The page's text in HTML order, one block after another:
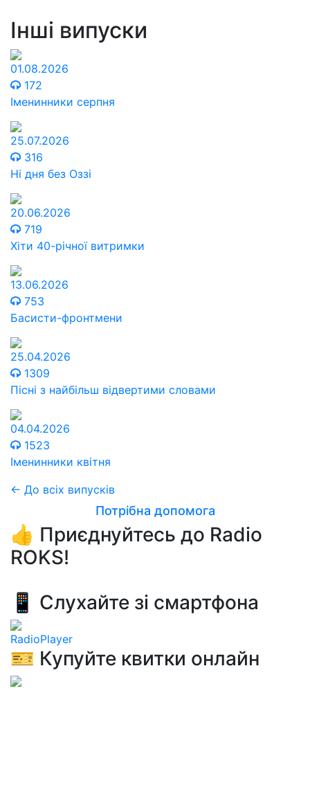
Інші випуски
01.08.2026
172
Іменинники серпня
25.07.2026
316
Ні дня без Оззі
20.06.2026
719
Хіти 40-річної витримки
13.06.2026
753
Басисти-фронтмени
25.04.2026
1309
Пісні з найбільш відвертими словами
04.04.2026
1523
Іменинники квітня
← До всіх випусків
Потрібна допомога
👍 Приєднуйтесь до Radio
ROKS!
📱 Слухайте зі смартфона
RadioPlayer
🎫 Купуйте квитки онлайн